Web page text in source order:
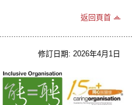
返回頁首
修訂日期: 2026年4月1日